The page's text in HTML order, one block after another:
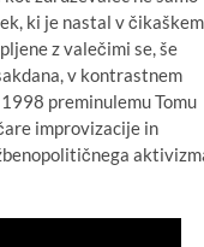
ki je nastal v čikaškem
z valečimi se, še
v kontrastnem
preminulemu Tomu
improvizacije in